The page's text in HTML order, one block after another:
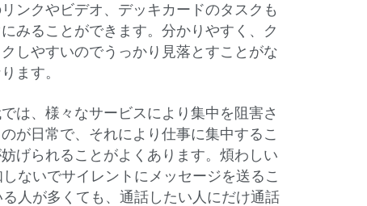
リンクやビデオ、デッキカードのタスクも
みることができます。分かりやすく、ク
クしやすいのでうっかり見落とすことがな
ます。
は、様々なサービスにより集中を阻害さ
が日常で、それにより仕事に集中するこ
妨げられることがよくあります。煩わしい
ないでサイレントにメッセージを送るこ
人が多くても、通話したい人にだけ通話